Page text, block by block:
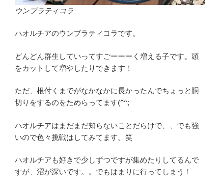
ウンブラティコラ
ハオルチアのウンブラティコラです。
どんどん群生していってすごーーーく増える子です。頭
をカットして増やしたりできます！
ただ、根付くまでがなかなかに長かったんでちょっと胴
切りをするのをためらってます(^^;
ハオルチアはまだまだ知らないことだらけで、、でも強
いので色々挑戦はしてみてます。笑
ハオルチアも好きで少しずつですが集めたりしてるんで
すが、沼が深いです。。でもはまりに行ってしまう！